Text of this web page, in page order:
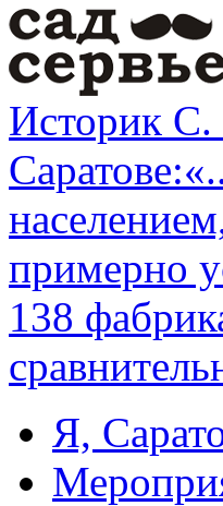
Историк С.
примерно
138
Я,